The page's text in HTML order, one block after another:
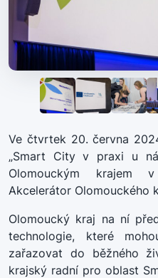
Ve čtvrtek 20. června
„Smart City v praxi u
Olomouckým krajem
Akcelerátor Olomouckého
Olomoucký kraj na ní
technologie, které
zařazovat do běžného
krajský radní pro oblast